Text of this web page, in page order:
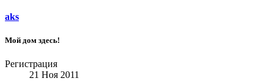
aks
Мой дом здесь!
Регистрация
21 Ноя 2011